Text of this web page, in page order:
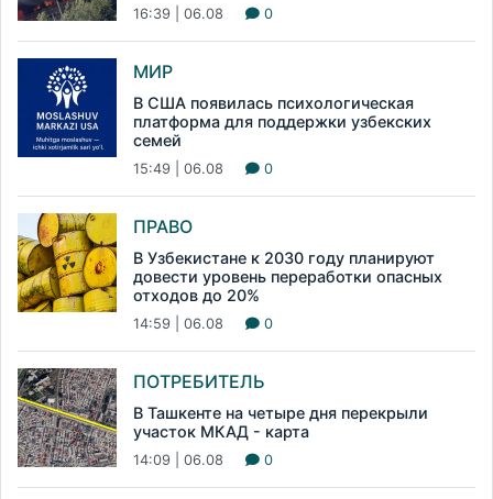
16:39 | 06.08 0
МИР
В США появилась психологическая
платформа для поддержки узбекских
семей
15:49 | 06.08 0
ПРАВО
В Узбекистане к 2030 году планируют
довести уровень переработки опасных
отходов до 20%
14:59 | 06.08 0
ПОТРЕБИТЕЛЬ
В Ташкенте на четыре дня перекрыли
участок МКАД - карта
14:09 | 06.08 0